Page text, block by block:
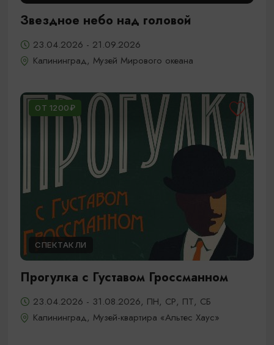
Звездное небо над головой
23.04.2026 - 21.09.2026
Калининград, Музей Мирового океана
ОТ 1200₽
СПЕКТАКЛИ
Прогулка с Густавом Гроссманном
23.04.2026 - 31.08.2026, ПН, СР, ПТ, СБ
Калининград, Музей-квартира «Альтес Хаус»